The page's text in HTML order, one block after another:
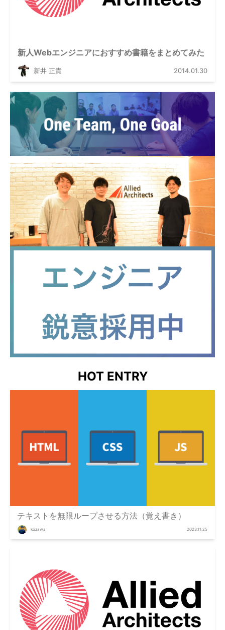
新人Webエンジニアにおすすめ書籍をまとめてみた
新井 正貴 2014.01.30
HOT ENTRY
テキストを無限ループさせる方法（覚え書き）
kozawa 2023.11.25